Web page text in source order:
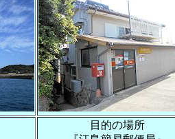
目的の場所